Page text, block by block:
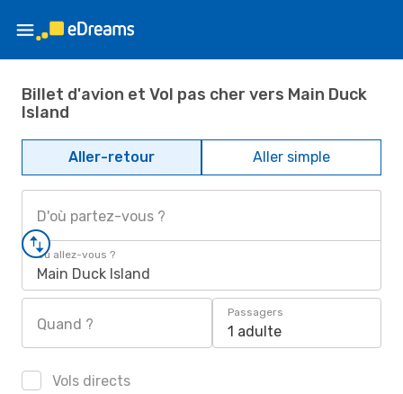
Billet d'avion et Vol pas cher vers Main Duck
Island
Aller-retour Aller simple
D'où partez-vous ?
Où allez-vous ?
Main Duck Island
Quand ?
Passagers
1 adulte
Vols directs